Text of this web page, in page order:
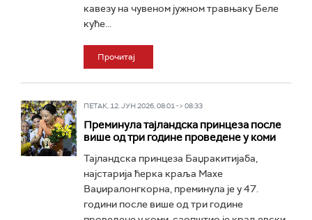
кавезу на чувеном јужном травњаку Беле
куће...
Прочитај
ПЕТАК, 12. ЈУН 2026, 08:01 -> 08:33
Преминула тајландска принцеза после
више од три године проведене у коми
Тајландска принцеза Баџракитијаба,
најстарија ћерка краља Махе
Ваџиралонгкорна, преминула је у 47.
години после више од три године